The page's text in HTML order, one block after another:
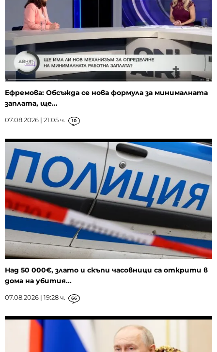
Ефремова: Обсъжда се нова формула за минималната
заплата, ще...
07.08.2026 | 21:05 ч. 10
Над 50 000€, злато и скъпи часовници са открити в
дома на убития...
07.08.2026 | 19:28 ч. 66